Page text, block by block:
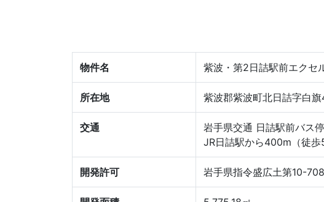
物件名 紫波・第2日詰駅前エクセ
所在地 紫波郡紫波町北日詰字白
交通
岩手県交通 日詰駅前バス
JR日詰駅から400m（徒歩5
開発許可 岩手県指令盛広土第10-